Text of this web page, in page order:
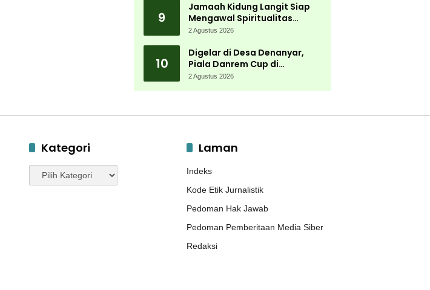
9
Jamaah Kidung Langit Siap
Mengawal Spiritualitas
Muktamar NU
2 Agustus 2026
10
Digelar di Desa Denanyar,
Piala Danrem Cup di
Jombang Fokus Cetak Bibit
2 Agustus 2026
Kategori
Kategori
Laman
Indeks
Kode Etik Jurnalistik
Pedoman Hak Jawab
Pedoman Pemberitaan Media Siber
Redaksi